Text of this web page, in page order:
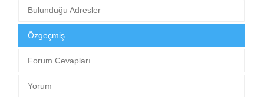
Bulunduğu Adresler
Özgeçmiş
Forum Cevapları
Yorum